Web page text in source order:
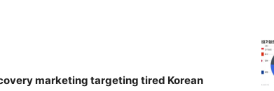
marketing targeting tired Korean